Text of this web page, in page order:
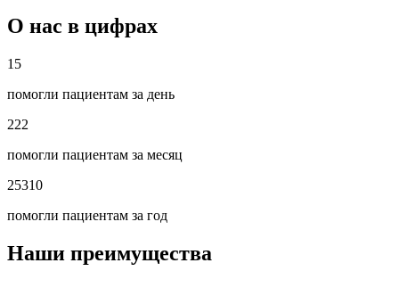
О нас в цифрах
15
помогли пациентам за день
222
помогли пациентам за месяц
25310
помогли пациентам за год
Наши преимущества